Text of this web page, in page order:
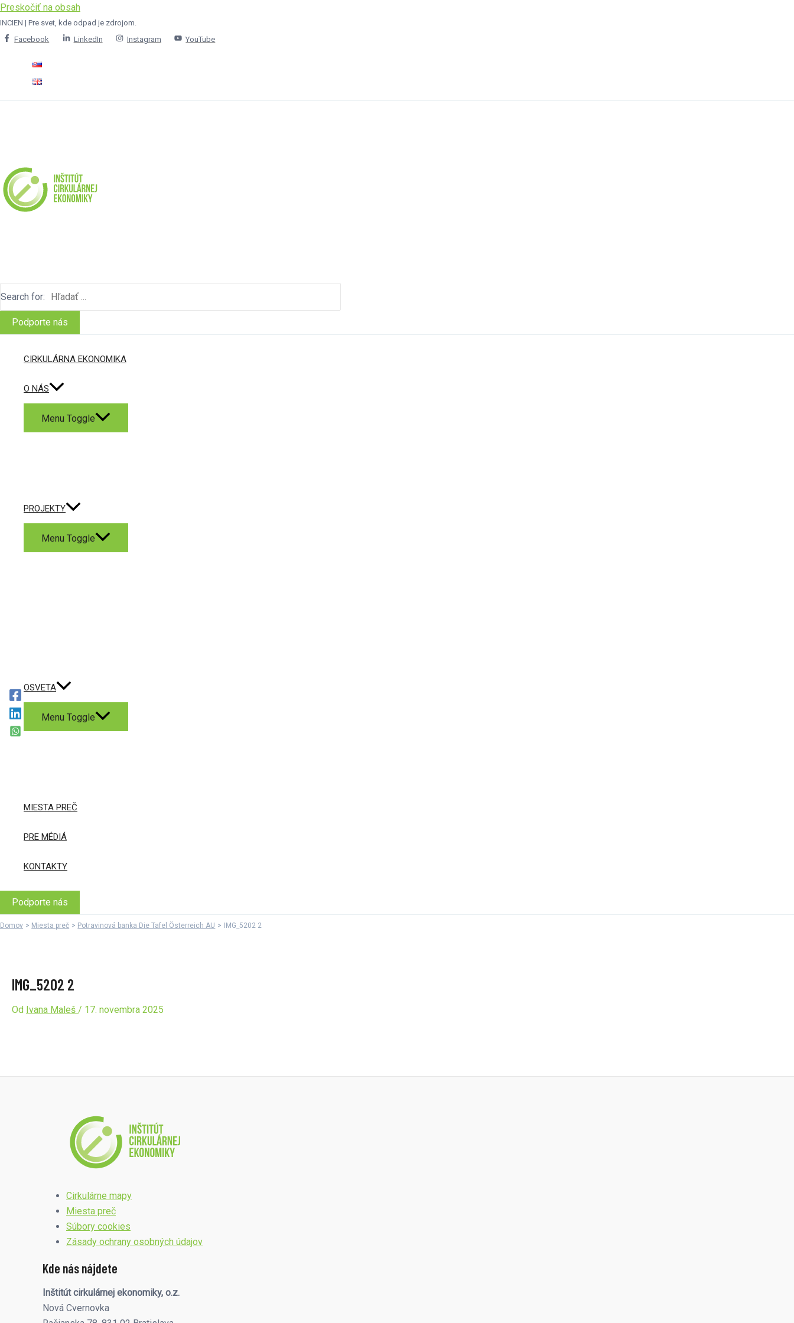
Preskočiť na obsah
INCIEN | Pre svet, kde odpad je zdrojom.
Facebook
LinkedIn Instagram YouTube
Search for:
Podporte nás
CIRKULÁRNA EKONOMIKA
O NÁS
Menu Toggle
PROJEKTY
Menu Toggle
OSVETA
Menu Toggle
MIESTA PREČ
PRE MÉDIÁ
KONTAKTY
Podporte nás
Domov Miesta preč Potravinová banka Die Tafel Österreich AU IMG_5202 2
IMG_5202 2
Od Ivana Maleš / 17. novembra 2025
Cirkulárne mapy
Miesta preč
Súbory cookies
Zásady ochrany osobných údajov
Kde nás nájdete
Inštitút cirkulárnej ekonomiky, o.z.
Nová Cvernovka